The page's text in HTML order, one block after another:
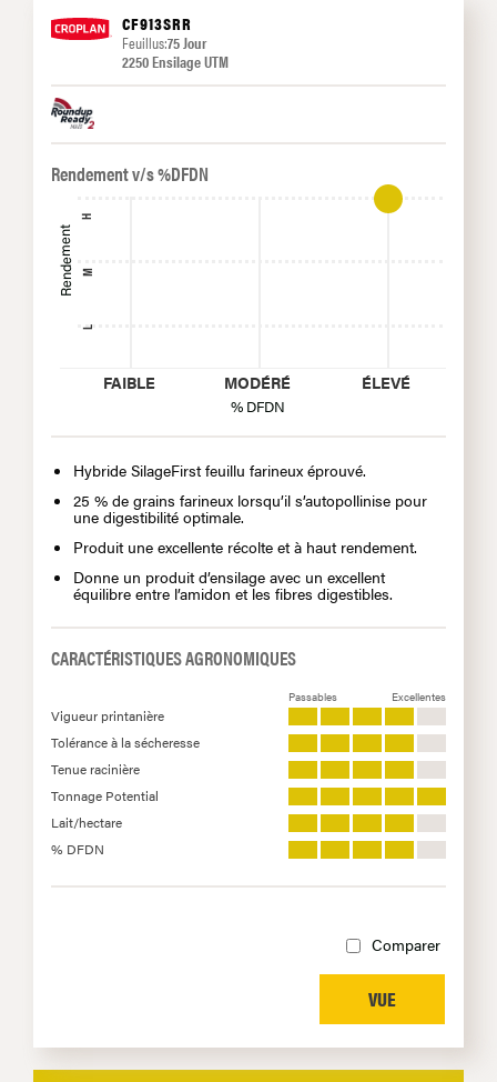
CF913SRR
Feuillus:75 Jour
2250 Ensilage UTM
Rendement v/s %DFDN
Rendement
L
M
H
FAIBLE MODÉRÉ ÉLEVÉ
% DFDN
Hybride SilageFirst feuillu farineux éprouvé.
25 % de grains farineux lorsqu’il s’autopollinise pour
une digestibilité optimale.
Produit une excellente récolte et à haut rendement.
Donne un produit d’ensilage avec un excellent
équilibre entre l’amidon et les fibres digestibles.
CARACTÉRISTIQUES AGRONOMIQUES
Passables Excellentes
Vigueur printanière
Tolérance à la sécheresse
Tenue racinière
Tonnage Potential
Lait/hectare
% DFDN
Comparer
VUE